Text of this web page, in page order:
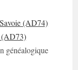
(AD74)
(AD73)
généalogique